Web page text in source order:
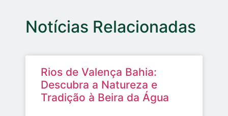
Notícias Relacionadas
Rios de Valença Bahia:
Descubra a Natureza e
Tradição à Beira da Água